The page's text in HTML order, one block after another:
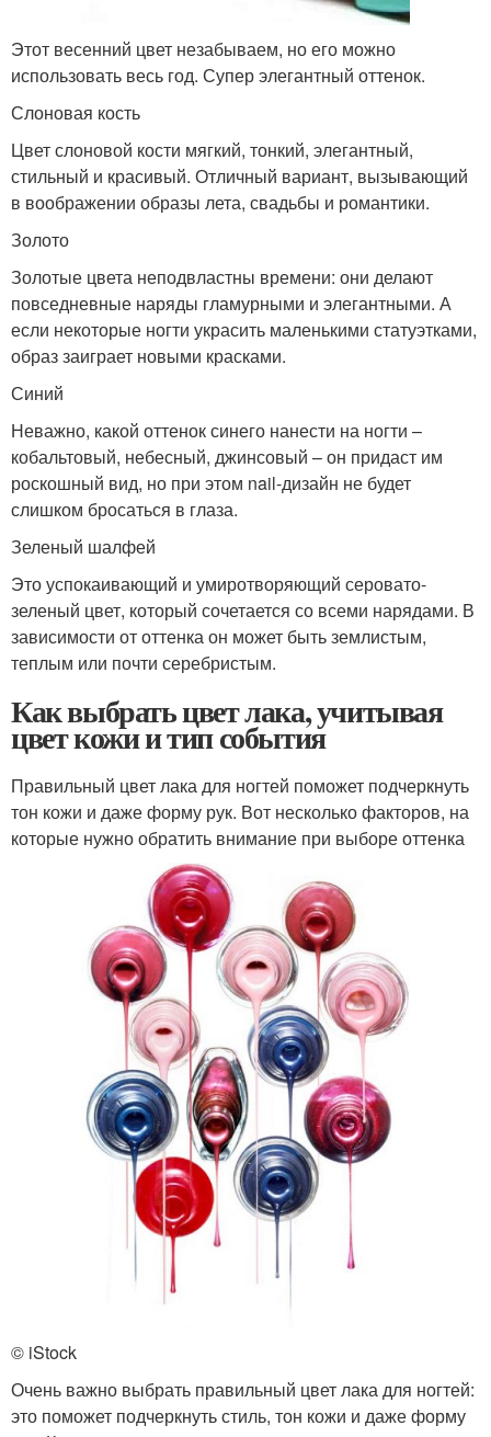
Этот весенний цвет незабываем, но его можно
использовать весь год. Супер элегантный оттенок.
Слоновая кость
Цвет слоновой кости мягкий, тонкий, элегантный,
стильный и красивый. Отличный вариант, вызывающий
в воображении образы лета, свадьбы и романтики.
Золото
Золотые цвета неподвластны времени: они делают
повседневные наряды гламурными и элегантными. А
если некоторые ногти украсить маленькими статуэтками,
образ заиграет новыми красками.
Синий
Неважно, какой оттенок синего нанести на ногти –
кобальтовый, небесный, джинсовый – он придаст им
роскошный вид, но при этом nail-дизайн не будет
слишком бросаться в глаза.
Зеленый шалфей
Это успокаивающий и умиротворяющий серовато-
зеленый цвет, который сочетается со всеми нарядами. В
зависимости от оттенка он может быть землистым,
теплым или почти серебристым.
Как выбрать цвет лака, учитывая
цвет кожи и тип события
Правильный цвет лака для ногтей поможет подчеркнуть
тон кожи и даже форму рук. Вот несколько факторов, на
которые нужно обратить внимание при выборе оттенка
© iStock
Очень важно выбрать правильный цвет лака для ногтей:
это поможет подчеркнуть стиль, тон кожи и даже форму